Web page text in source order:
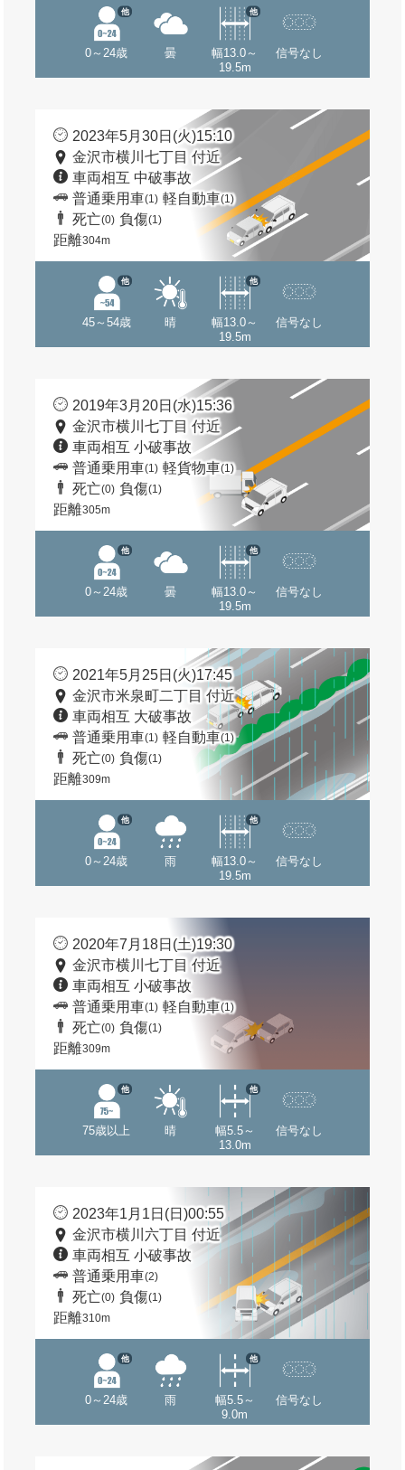
0～24歳
他
曇
幅13.0～
19.5m
他
信号なし
2023年5月30日(火)15:10
金沢市横川七丁目 付近
車両相互 中破事故
普通乗用車(1) 軽自動車(1)
死亡(0) 負傷(1)
距離304m
45～54歳
他
晴
幅13.0～
19.5m
他
信号なし
2019年3月20日(水)15:36
金沢市横川七丁目 付近
車両相互 小破事故
普通乗用車(1) 軽貨物車(1)
死亡(0) 負傷(1)
距離305m
0～24歳
他
曇
幅13.0～
19.5m
他
信号なし
2021年5月25日(火)17:45
金沢市米泉町二丁目 付近
車両相互 大破事故
普通乗用車(1) 軽自動車(1)
死亡(0) 負傷(1)
距離309m
0～24歳
他
雨
幅13.0～
19.5m
他
信号なし
2020年7月18日(土)19:30
金沢市横川七丁目 付近
車両相互 小破事故
普通乗用車(1) 軽自動車(1)
死亡(0) 負傷(1)
距離309m
75歳以上
他
晴
幅5.5～
13.0m
他
信号なし
2023年1月1日(日)00:55
金沢市横川六丁目 付近
車両相互 小破事故
普通乗用車(2)
死亡(0) 負傷(1)
距離310m
0～24歳
他
雨
幅5.5～
9.0m
他
信号なし